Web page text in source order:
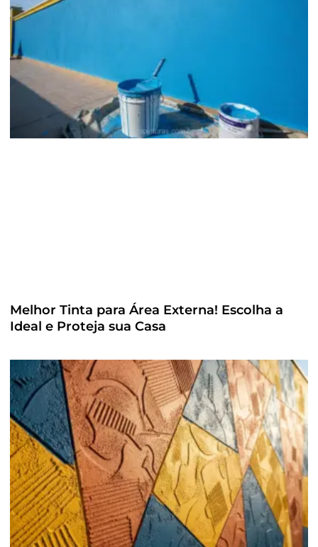
Melhor Tinta para Área Externa! Escolha a
Ideal e Proteja sua Casa